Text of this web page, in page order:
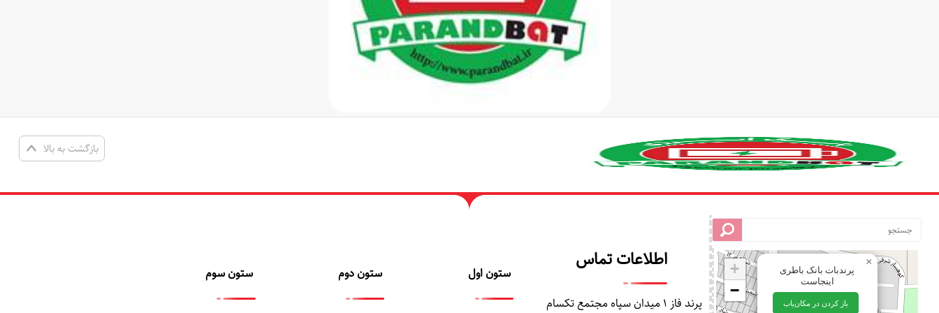
ماژول شارژر و محافظ شارژ باتری
لیتیومی 3 سل 1 آمپر Type-C
سل 1 آمپر Type-C
کنترل
باتری کتابی 9 ولت قابل شارژ
1200mAh برند Pujimax با ورودی
ظرفیت 1200 میلی آمپر ساعت همراه کابل شارژ
اتمام موجودی